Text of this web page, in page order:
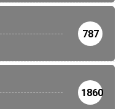
787
1860